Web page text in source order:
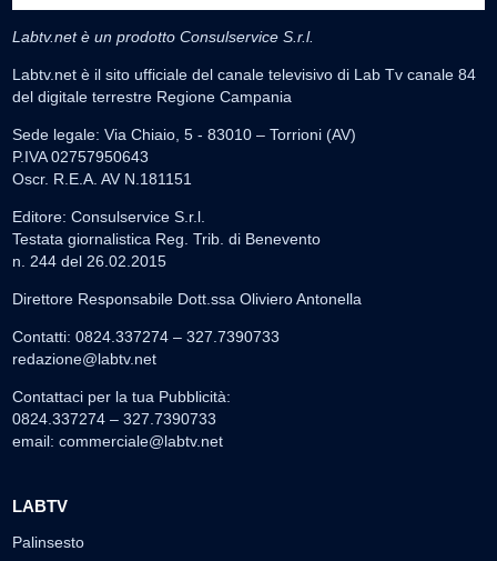
Labtv.net è un prodotto Consulservice S.r.l.
Labtv.net è il sito ufficiale del canale televisivo di Lab Tv canale 84
del digitale terrestre Regione Campania
Sede legale: Via Chiaio, 5 - 83010 – Torrioni (AV)
P.IVA 02757950643
Oscr. R.E.A. AV N.181151
Editore: Consulservice S.r.l.
Testata giornalistica Reg. Trib. di Benevento
n. 244 del 26.02.2015
Direttore Responsabile Dott.ssa Oliviero Antonella
Contatti: 0824.337274 – 327.7390733
redazione@labtv.net
Contattaci per la tua Pubblicità:
0824.337274 – 327.7390733
email: commerciale@labtv.net
LABTV
Palinsesto